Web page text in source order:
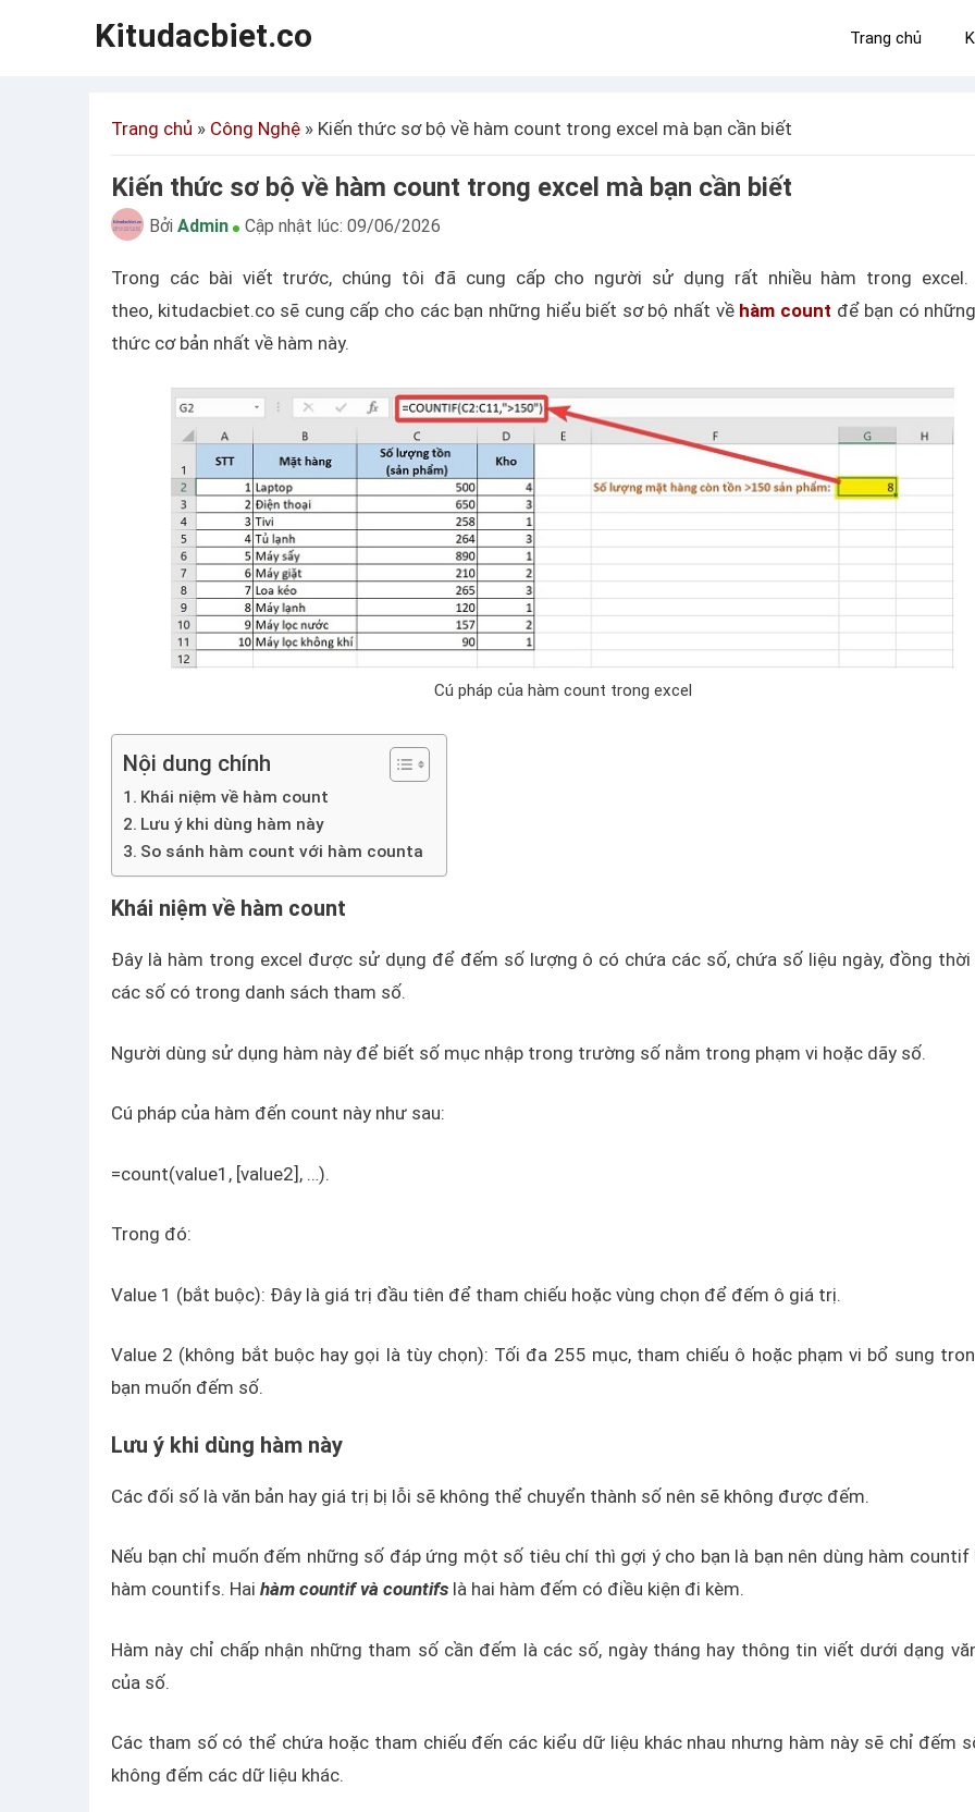
Kitudacbiet.co Trang chủ
Trang chủ » Công Nghệ » Kiến thức sơ bộ về hàm count trong excel mà bạn cần biết
Kiến thức sơ bộ về hàm count trong excel mà bạn cần biết
Bởi Admin Cập nhật lúc: 09/06/2026
Trong các bài viết trước, chúng tôi đã cung cấp cho người sử dụng rất nhiều hàm trong excel.
theo, kitudacbiet.co sẽ cung cấp cho các bạn những hiểu biết sơ bộ nhất về hàm count để bạn có
thức cơ bản nhất về hàm này.
Cú pháp của hàm count trong excel
Nội dung chính
Khái niệm về hàm count
Lưu ý khi dùng hàm này
So sánh hàm count với hàm counta
Khái niệm về hàm count
Đây là hàm trong excel được sử dụng để đếm số lượng ô có chứa các số, chứa số liệu ngày, đồng thời
các số có trong danh sách tham số.
Người dùng sử dụng hàm này để biết số mục nhập trong trường số nằm trong phạm vi hoặc dãy số.
Cú pháp của hàm đến count này như sau:
=count(value1, [value2], …).
Trong đó:
Value 1 (bắt buộc): Đây là giá trị đầu tiên để tham chiếu hoặc vùng chọn để đếm ô giá trị.
Value 2 (không bắt buộc hay gọi là tùy chọn): Tối đa 255 mục, tham chiếu ô hoặc phạm vi bổ sung
bạn muốn đếm số.
Lưu ý khi dùng hàm này
Các đối số là văn bản hay giá trị bị lỗi sẽ không thể chuyển thành số nên sẽ không được đếm.
Nếu bạn chỉ muốn đếm những số đáp ứng một số tiêu chí thì gợi ý cho bạn là bạn nên dùng hàm countif
hàm countifs. Hai hàm countif và countifs là hai hàm đếm có điều kiện đi kèm.
Hàm này chỉ chấp nhận những tham số cần đếm là các số, ngày tháng hay thông tin viết dưới dạng
của số.
Các tham số có thể chứa hoặc tham chiếu đến các kiểu dữ liệu khác nhau nhưng hàm này sẽ chỉ đếm
không đếm các dữ liệu khác.